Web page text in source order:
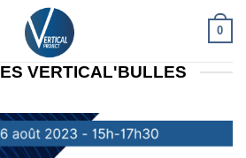
0
VERTICAL'BULLES